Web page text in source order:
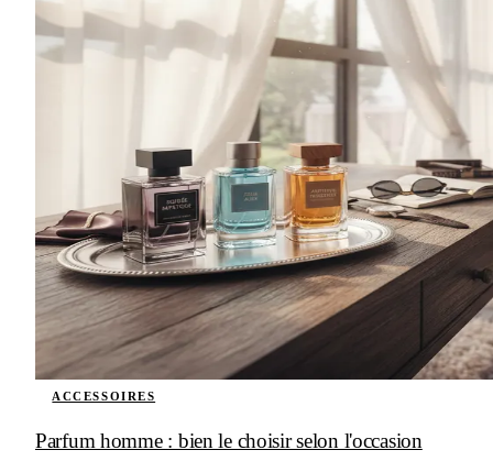
ACCESSOIRES
Parfum homme : bien le choisir selon l'occasion